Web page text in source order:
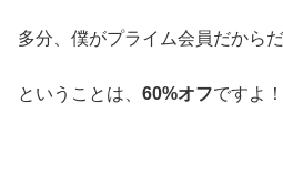
多分、僕がプライム会員だから
ということは、 60%オフですよ！